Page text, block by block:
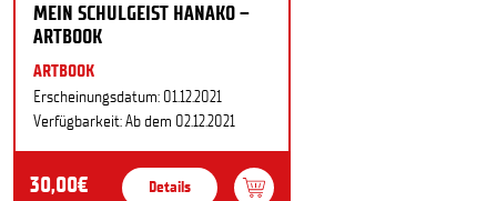
MEIN SCHULGEIST HANAKO –
ARTBOOK
ARTBOOK
Erscheinungsdatum: 01.12.2021
Verfügbarkeit: Ab dem 02.12.2021
30,00€ Details